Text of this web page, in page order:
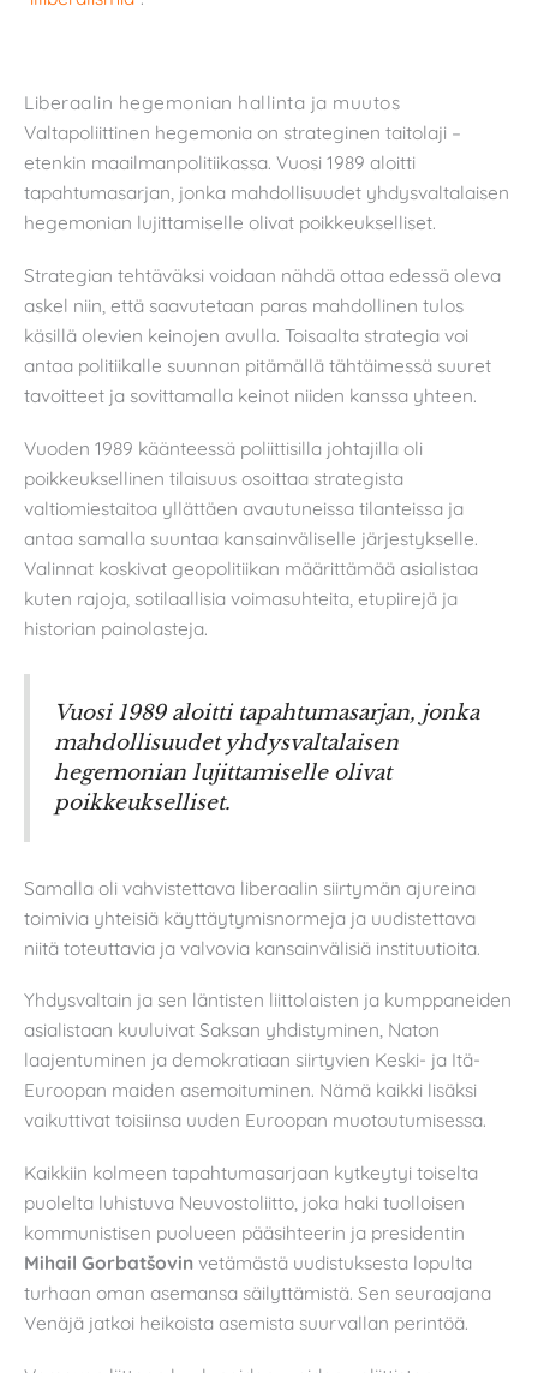
Liberaalin hegemonian hallinta ja muutos
Valtapoliittinen hegemonia on strateginen taitolaji –
etenkin maailmanpolitiikassa. Vuosi 1989 aloitti
tapahtumasarjan, jonka mahdollisuudet yhdysvaltalaisen
hegemonian lujittamiselle olivat poikkeukselliset.
Strategian tehtäväksi voidaan nähdä ottaa edessä oleva
askel niin, että saavutetaan paras mahdollinen tulos
käsillä olevien keinojen avulla. Toisaalta strategia voi
antaa politiikalle suunnan pitämällä tähtäimessä suuret
tavoitteet ja sovittamalla keinot niiden kanssa yhteen.
Vuoden 1989 käänteessä poliittisilla johtajilla oli
poikkeuksellinen tilaisuus osoittaa strategista
valtiomiestaitoa yllättäen avautuneissa tilanteissa ja
antaa samalla suuntaa kansainväliselle järjestykselle.
Valinnat koskivat geopolitiikan määrittämää asialistaa
kuten rajoja, sotilaallisia voimasuhteita, etupiirejä ja
historian painolasteja.
Vuosi 1989 aloitti tapahtumasarjan, jonka
mahdollisuudet yhdysvaltalaisen
hegemonian lujittamiselle olivat
poikkeukselliset.
Samalla oli vahvistettava liberaalin siirtymän ajureina
toimivia yhteisiä käyttäytymisnormeja ja uudistettava
niitä toteuttavia ja valvovia kansainvälisiä instituutioita.
Yhdysvaltain ja sen läntisten liittolaisten ja kumppaneiden
asialistaan kuuluivat Saksan yhdistyminen, Naton
laajentuminen ja demokratiaan siirtyvien Keski- ja Itä-
Euroopan maiden asemoituminen. Nämä kaikki lisäksi
vaikuttivat toisiinsa uuden Euroopan muotoutumisessa.
Kaikkiin kolmeen tapahtumasarjaan kytkeytyi toiselta
puolelta luhistuva Neuvostoliitto, joka haki tuolloisen
kommunistisen puolueen pääsihteerin ja presidentin
Mihail Gorbatšovin vetämästä uudistuksesta lopulta
turhaan oman asemansa säilyttämistä. Sen seuraajana
Venäjä jatkoi heikoista asemista suurvallan perintöä.